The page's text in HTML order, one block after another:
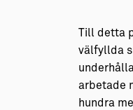
Till detta
välfyllda
arbetade
hundra